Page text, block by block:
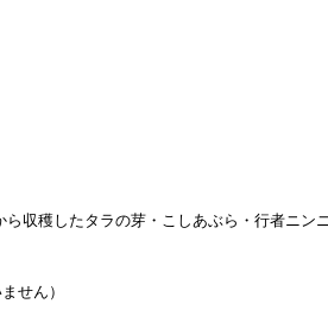
収穫したタラの芽・こしあぶら・行者ニン
せん）